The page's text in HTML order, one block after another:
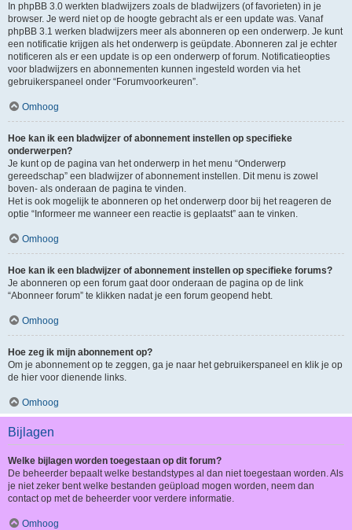
In phpBB 3.0 werkten bladwijzers zoals de bladwijzers (of favorieten) in je
browser. Je werd niet op de hoogte gebracht als er een update was. Vanaf
phpBB 3.1 werken bladwijzers meer als abonneren op een onderwerp. Je kunt
een notificatie krijgen als het onderwerp is geüpdate. Abonneren zal je echter
notificeren als er een update is op een onderwerp of forum. Notificatieopties
voor bladwijzers en abonnementen kunnen ingesteld worden via het
gebruikerspaneel onder “Forumvoorkeuren”.
Omhoog
Hoe kan ik een bladwijzer of abonnement instellen op specifieke
onderwerpen?
Je kunt op de pagina van het onderwerp in het menu “Onderwerp
gereedschap” een bladwijzer of abonnement instellen. Dit menu is zowel
boven- als onderaan de pagina te vinden.
Het is ook mogelijk te abonneren op het onderwerp door bij het reageren de
optie “Informeer me wanneer een reactie is geplaatst” aan te vinken.
Omhoog
Hoe kan ik een bladwijzer of abonnement instellen op specifieke forums?
Je abonneren op een forum gaat door onderaan de pagina op de link
“Abonneer forum” te klikken nadat je een forum geopend hebt.
Omhoog
Hoe zeg ik mijn abonnement op?
Om je abonnement op te zeggen, ga je naar het gebruikerspaneel en klik je op
de hier voor dienende links.
Omhoog
Bijlagen
Welke bijlagen worden toegestaan op dit forum?
De beheerder bepaalt welke bestandstypes al dan niet toegestaan worden. Als
je niet zeker bent welke bestanden geüpload mogen worden, neem dan
contact op met de beheerder voor verdere informatie.
Omhoog